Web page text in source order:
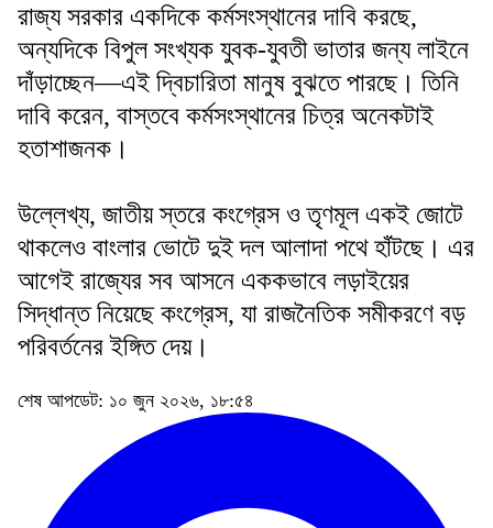
রাজ্য সরকার একদিকে কর্মসংস্থানের দাবি করছে,
অন্যদিকে বিপুল সংখ্যক যুবক-যুবতী ভাতার জন্য লাইনে
দাঁড়াচ্ছেন—এই দ্বিচারিতা মানুষ বুঝতে পারছে। তিনি
দাবি করেন, বাস্তবে কর্মসংস্থানের চিত্র অনেকটাই
হতাশাজনক।
উল্লেখ্য, জাতীয় স্তরে কংগ্রেস ও তৃণমূল একই জোটে
থাকলেও বাংলার ভোটে দুই দল আলাদা পথে হাঁটছে। এর
আগেই রাজ্যের সব আসনে এককভাবে লড়াইয়ের
সিদ্ধান্ত নিয়েছে কংগ্রেস, যা রাজনৈতিক সমীকরণে বড়
পরিবর্তনের ইঙ্গিত দেয়।
শেষ আপডেট: ১০ জুন ২০২৬, ১৮:৫৪